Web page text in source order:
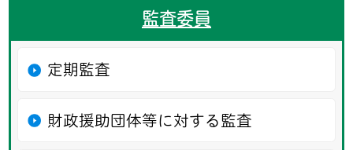
監査委員
定期監査
財政援助団体等に対する監査